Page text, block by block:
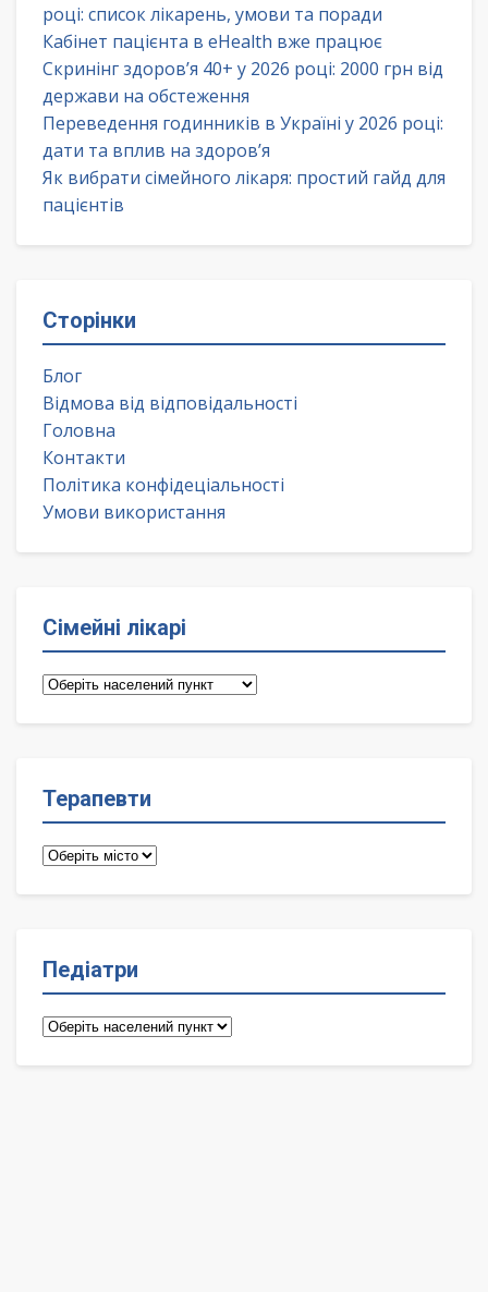
році: список лікарень, умови та поради
Кабінет пацієнта в eHealth вже працює
Скринінг здоров’я 40+ у 2026 році: 2000 грн від
держави на обстеження
Переведення годинників в Україні у 2026 році:
дати та вплив на здоров’я
Як вибрати сімейного лікаря: простий гайд для
пацієнтів
Сторінки
Блог
Відмова від відповідальності
Головна
Контакти
Політика конфідеціальності
Умови використання
Сімейні лікарі
Сімейні
Терапевти
Терапевти
Педіатри
Педіатри